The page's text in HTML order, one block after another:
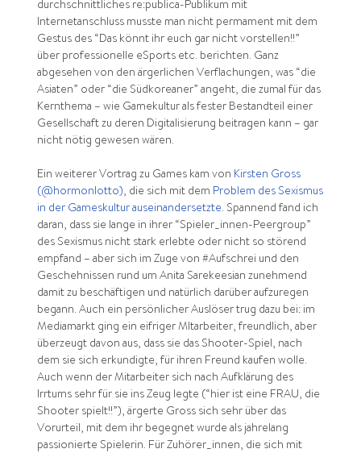
durchschnittliches re:publica-Publikum mit
Internetanschluss musste man nicht permament mit dem
Gestus des “Das könnt ihr euch gar nicht vorstellen!!”
über professionelle eSports etc. berichten. Ganz
abgesehen von den ärgerlichen Verflachungen, was “die
Asiaten” oder “die Südkoreaner” angeht, die zumal für das
Kernthema – wie Gamekultur als fester Bestandteil einer
Gesellschaft zu deren Digitalisierung beitragen kann – gar
nicht nötig gewesen wären.
Ein weiterer Vortrag zu Games kam von Kirsten Gross
(@hormonlotto), die sich mit dem Problem des Sexismus
in der Gameskultur auseinandersetzte. Spannend fand ich
daran, dass sie lange in ihrer “Spieler_innen-Peergroup”
des Sexismus nicht stark erlebte oder nicht so störend
empfand – aber sich im Zuge von #Aufschrei und den
Geschehnissen rund um Anita Sarekeesian zunehmend
damit zu beschäftigen und natürlich darüber aufzuregen
begann. Auch ein persönlicher Auslöser trug dazu bei: im
Mediamarkt ging ein eifriger MItarbeiter, freundlich, aber
überzeugt davon aus, dass sie das Shooter-Spiel, nach
dem sie sich erkundigte, für ihren Freund kaufen wolle.
Auch wenn der Mitarbeiter sich nach Aufklärung des
Irrtums sehr für sie ins Zeug legte (“hier ist eine FRAU, die
Shooter spielt!!”), ärgerte Gross sich sehr über das
Vorurteil, mit dem ihr begegnet wurde als jahrelang
passionierte Spielerin. Für Zuhörer_innen, die sich mit